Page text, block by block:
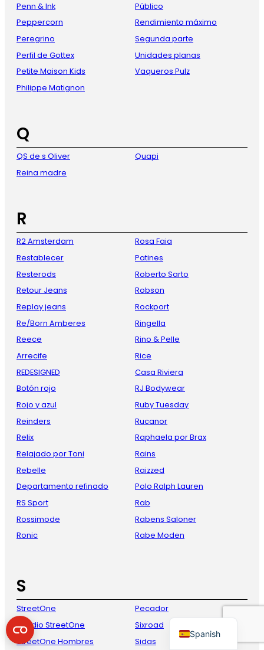
Penn & Ink
Peppercorn
Peregrino
Perfil de Gottex
Petite Maison Kids
Philippe Matignon
Público
Rendimiento máximo
Segunda parte
Unidades planas
Vaqueros Pulz
Q
QS de s Oliver
Reina madre
Quapi
R
R2 Amsterdam
Restablecer
Resterods
Retour Jeans
Replay jeans
Re/Born Amberes
Reece
Arrecife
REDESIGNED
Botón rojo
Rojo y azul
Reinders
Relix
Relajado por Toni
Rebelle
Departamento refinado
RS Sport
Rossimode
Ronic
Rosa Faia
Patines
Roberto Sarto
Robson
Rockport
Ringella
Rino & Pelle
Rice
Casa Riviera
RJ Bodywear
Ruby Tuesday
Rucanor
Raphaela por Brax
Rains
Raizzed
Polo Ralph Lauren
Rab
Rabens Saloner
Rabe Moden
S
StreetOne
Estudio StreetOne
StreetOne Hombres
Pecador
Sixroad
Sidas
Spanish
French